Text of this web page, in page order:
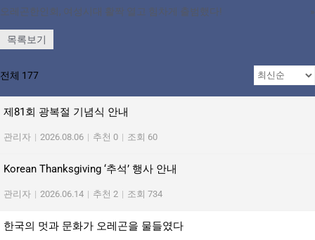
오레곤한인회, 여성시대 활짝 열고 힘차게 출범했다!
»
목록보기
전체 177
제81회 광복절 기념식 안내
관리자 | 2026.08.06 | 추천 0 | 조회 60
Korean Thanksgiving ‘추석’ 행사 안내
관리자 | 2026.06.14 | 추천 2 | 조회 734
한국의 멋과 문화가 오레곤을 물들였다